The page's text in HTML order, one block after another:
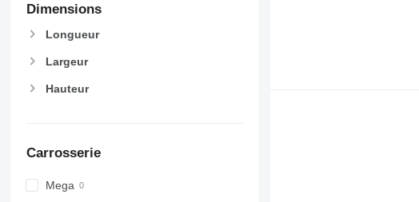
Dimensions
Longueur
Largeur
Hauteur
Carrosserie
Mega